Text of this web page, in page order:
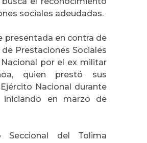
sociales adeudadas.
presentada en contra de
Prestaciones Sociales
por el ex militar
quien prestó sus
Nacional durante
iniciando en marzo de
Seccional del Tolima